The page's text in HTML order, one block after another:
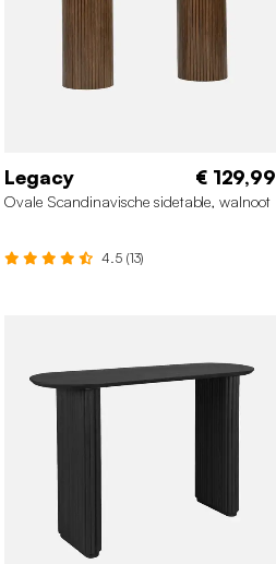
Legacy € 129,99
Ovale Scandinavische sidetable, walnoot
4.5 (13)